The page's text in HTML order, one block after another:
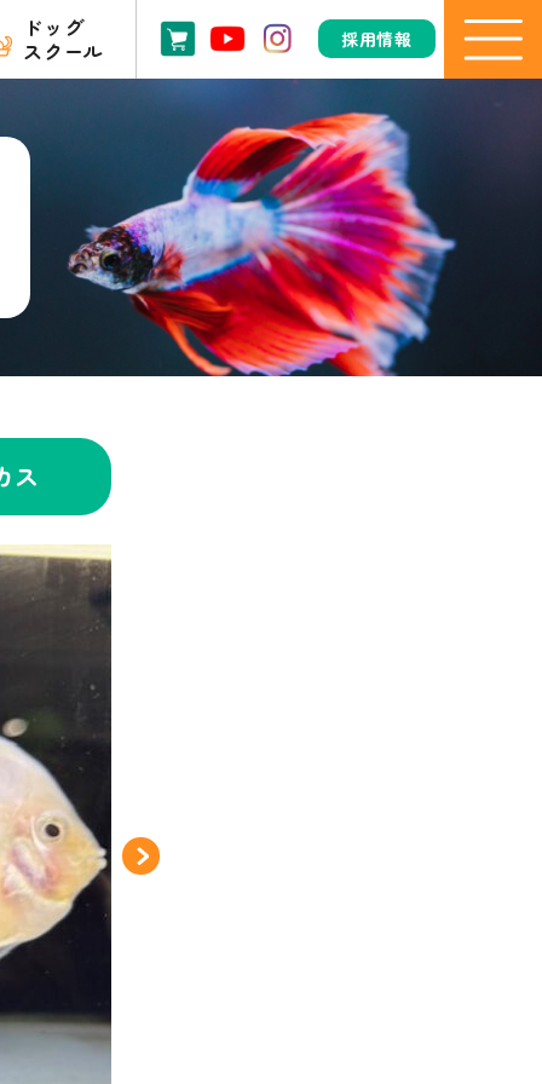
ドッグ
スクール
採用情報
ス